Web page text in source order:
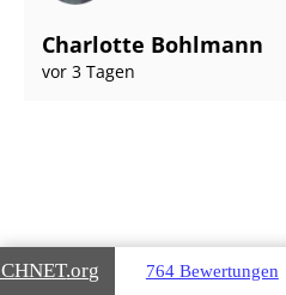
Charlotte Bohlmann
vor 3 Tagen
Gebäudearten,
.org 764 Bewertungen